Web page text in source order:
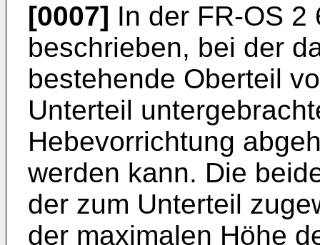
[0007] In der FR-OS 2
beschrieben, bei der
bestehende Oberteil
Unterteil
Hebevorrichtung
werden kann. Die
der zum Unterteil
der maximalen Höhe